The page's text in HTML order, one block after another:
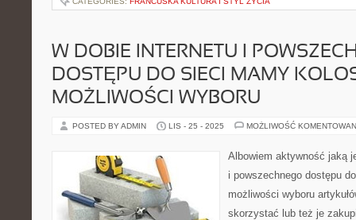
W DOBIE INTERNETU I
DOSTĘPU DO SIECI MAMY
MOŻLIWOŚCI WYBORU
POSTED BY ADMIN LIS - 25 - 2025 MOŻLIWOŚĆ
Albowiem aktywność jaką
i powszechnego dostępu
możliwości wyboru
skorzystać lub też je